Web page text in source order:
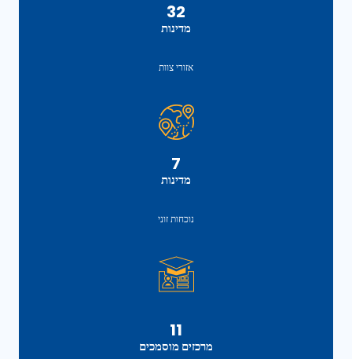
32
מדינות
אזורי צוות
7
מדינות
נוכחות זוני
11
מרכזים מוסמכים